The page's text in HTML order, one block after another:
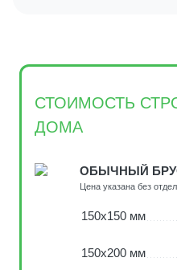
СТОИМОСТЬ
ДОМА
ОБЫЧНЫЙ
Цена указана без
150х150 мм
150х200 мм